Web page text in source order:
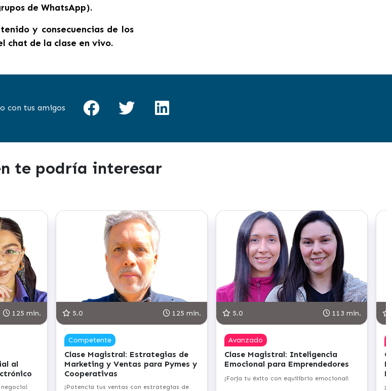
de WhatsApp).
y consecuencias de los
chat de la clase en vivo.
con tus amigos
te podría interesar
125 min.
al
5.0 125 min.
Competente
Clase Magistral: Estrategias de
Marketing y Ventas para Pymes y
Cooperativas
¡Potencia tus ventas con estrategias de
5.0 113 min.
Avanzado
Clase Magistral: Inteligencia
Emocional para Emprendedores
¡Forja tu éxito con equilibrio emocional!